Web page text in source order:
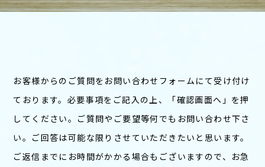
お客様からのご質問をお問い合わせフォームにて受け付け
ております。必要事項をご記入の上、「確認画面へ」を押
してください。ご質問やご要望等何でもお問い合わせ下さ
い。ご回答は可能な限りさせていただきたいと思います。
ご返信までにお時間がかかる場合もございますので、お急